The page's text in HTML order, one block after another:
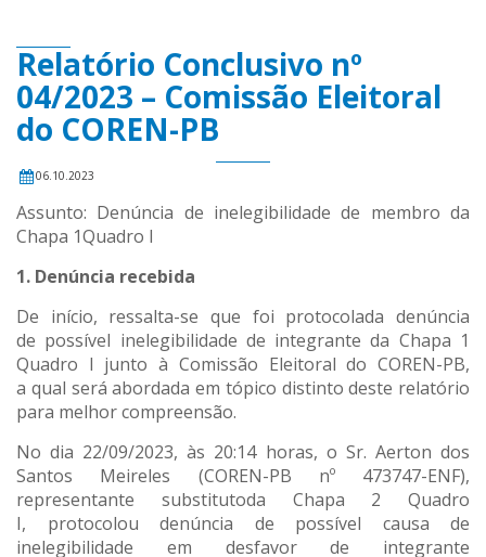
Relatório Conclusivo nº
04/2023 – Comissão Eleitoral
do COREN-PB
06.10.2023
Assunto: Denúncia de inelegibilidade de membro da
Chapa 1Quadro I
1. Denúncia recebida
De início, ressalta-se que foi protocolada denúncia
de possível inelegibilidade de integrante da Chapa 1
Quadro I junto à Comissão Eleitoral do COREN-PB,
a qual será abordada em tópico distinto deste relatório
para melhor compreensão.
No dia 22/09/2023, às 20:14 horas, o Sr. Aerton dos
Santos Meireles (COREN-PB nº 473747-ENF),
representante substitutoda Chapa 2 Quadro
I, protocolou denúncia de possível causa de
inelegibilidade em desfavor de integrante